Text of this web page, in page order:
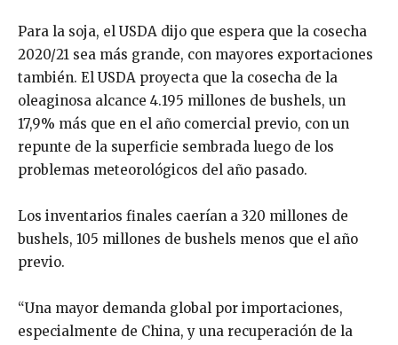
Para la soja, el USDA dijo que espera que la cosecha
2020/21 sea más grande, con mayores exportaciones
también. El USDA proyecta que la cosecha de la
oleaginosa alcance 4.195 millones de bushels, un
17,9% más que en el año comercial previo, con un
repunte de la superficie sembrada luego de los
problemas meteorológicos del año pasado.
Los inventarios finales caerían a 320 millones de
bushels, 105 millones de bushels menos que el año
previo.
“Una mayor demanda global por importaciones,
especialmente de China, y una recuperación de la